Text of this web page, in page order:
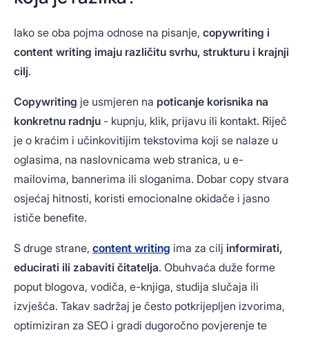
Iako se oba pojma odnose na pisanje, copywriting i
content writing imaju različitu svrhu, strukturu i krajnji
cilj.
Copywriting je usmjeren na poticanje korisnika na
konkretnu radnju - kupnju, klik, prijavu ili kontakt. Riječ
je o kraćim i učinkovitijim tekstovima koji se nalaze u
oglasima, na naslovnicama web stranica, u e-
mailovima, bannerima ili sloganima. Dobar copy stvara
osjećaj hitnosti, koristi emocionalne okidače i jasno
ističe benefite.
S druge strane, content writing ima za cilj informirati,
educirati ili zabaviti čitatelja. Obuhvaća duže forme
poput blogova, vodiča, e-knjiga, studija slučaja ili
izvješća. Takav sadržaj je često potkrijepljen izvorima,
optimiziran za SEO i gradi dugoročno povjerenje te